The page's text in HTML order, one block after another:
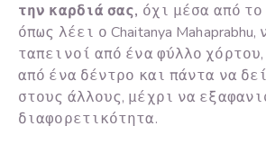
την καρδιά σας, όχι μέσα από
όπως λέει ο Chaitanya
ταπεινοί από ένα φύλλο
από ένα δέντρο και πάντα να
στους άλλους, μέχρι να
διαφορετικότητα.